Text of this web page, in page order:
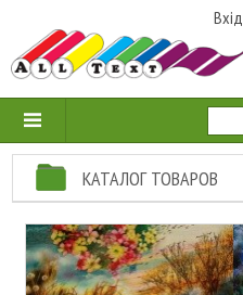
Вхід
КАТАЛОГ ТОВАРОВ